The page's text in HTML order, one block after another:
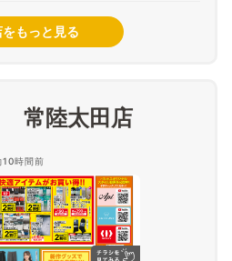
をもっと見る
常陸太田店
時間前